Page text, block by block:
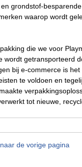
grondstof-
waarop wordt
die we voor
getransporteerd
bij e-commerce is
te voldoen en
tot nieuwe,
de vorige pagina